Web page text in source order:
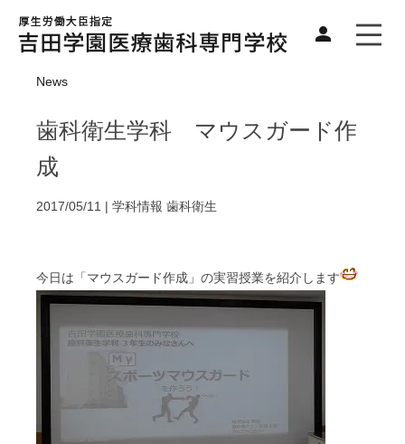
News
歯科衛生学科 マウスガード作
成
2017/05/11 | 学科情報 歯科衛生
今日は「マウスガード作成」の実習授業を紹介します